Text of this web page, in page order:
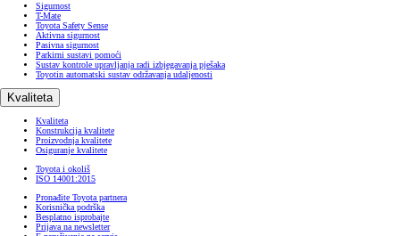
Sigurnost
T-Mate
Toyota Safety Sense
Aktivna sigurnost
Pasivna sigurnost
Parkirni sustavi pomoći
Sustav kontrole upravljanja radi izbjegavanja pješaka
Toyotin automatski sustav održavanja udaljenosti
Kvaliteta
Kvaliteta
Konstrukcija kvalitete
Proizvodnja kvalitete
Osiguranje kvalitete
Toyota i okoliš
ISO 14001:2015
Pronađite Toyota partnera
Korisnička podrška
Besplatno isprobajte
Prijava na newsletter